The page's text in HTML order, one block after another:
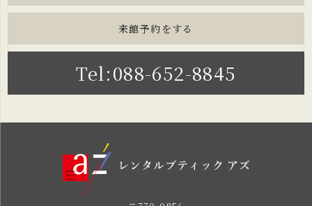
来館予約をする
Tel:088-652-8845